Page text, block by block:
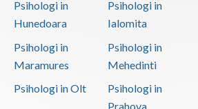
Psihologi in
Hunedoara
Psihologi in
Ialomita
Psihologi in
Maramures
Psihologi in
Mehedinti
Psihologi in Olt
Psihologi in
Prahova